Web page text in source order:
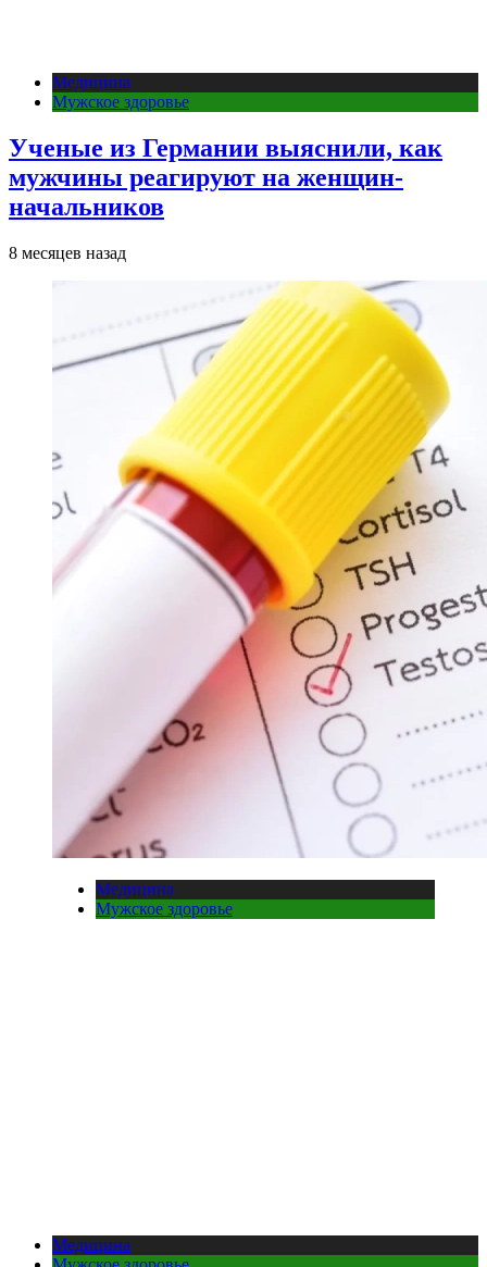
Медицина
Мужское здоровье
Ученые из Германии выяснили, как
мужчины реагируют на женщин-
начальников
8 месяцев назад
Медицина
Мужское здоровье
Медицина